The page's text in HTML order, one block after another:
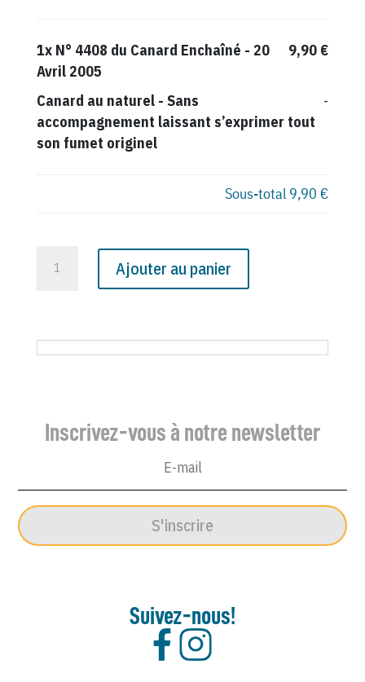
1x N° 4408 du Canard Enchaîné - 20
Avril 2005
9,90 €
Canard au naturel- Sans
accompagnement laissant s’exprimer tout
son fumet originel
-
Sous-total 9,90 €
du
20
Ajouter au panier
Inscrivez-vous à notre newsletter
S'inscrire
Suivez-nous!